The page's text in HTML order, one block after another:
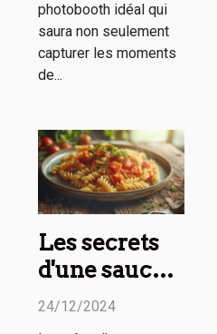
photobooth idéal qui
saura non seulement
capturer les moments
de...
Les secrets
d'une sauce
parfaite à
24/12/2024